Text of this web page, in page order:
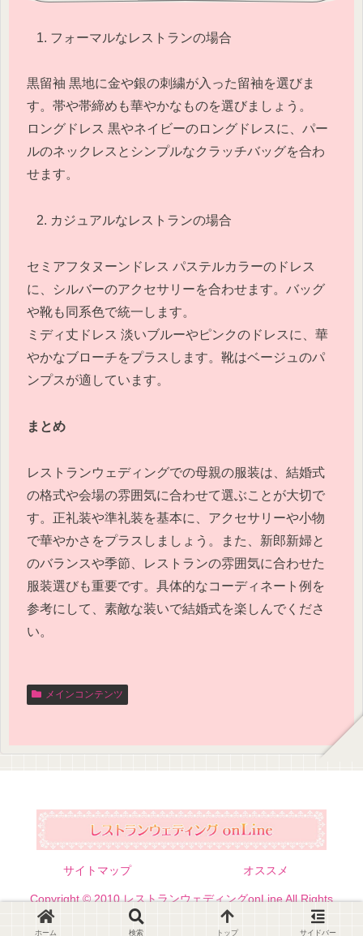
フォーマルなレストランの場合
黒留袖 黒地に金や銀の刺繍が入った留袖を選びま
す。帯や帯締めも華やかなものを選びましょう。
ロングドレス 黒やネイビーのロングドレスに、パー
ルのネックレスとシンプルなクラッチバッグを合わ
せます。
カジュアルなレストランの場合
セミアフタヌーンドレス パステルカラーのドレス
に、シルバーのアクセサリーを合わせます。バッグ
や靴も同系色で統一します。
ミディ丈ドレス 淡いブルーやピンクのドレスに、華
やかなブローチをプラスします。靴はベージュのパ
ンプスが適しています。
まとめ
レストランウェディングでの母親の服装は、結婚式
の格式や会場の雰囲気に合わせて選ぶことが大切で
す。正礼装や準礼装を基本に、アクセサリーや小物
で華やかさをプラスしましょう。また、新郎新婦と
のバランスや季節、レストランの雰囲気に合わせた
服装選びも重要です。具体的なコーディネート例を
参考にして、素敵な装いで結婚式を楽しんでくださ
い。
メインコンテンツ
サイトマップ オススメ
Copyright © 2010 レストランウェディングonLine All Rights
ホーム 検索 トップ サイドバー